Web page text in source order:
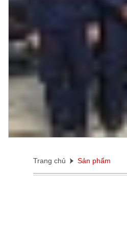
Trang chủ Sản phẩm